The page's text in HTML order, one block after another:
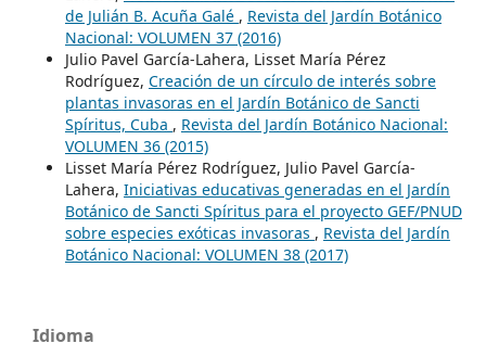
de Julián B. Acuña Galé , Revista del Jardín Botánico
Nacional: VOLUMEN 37 (2016)
Julio Pavel García-Lahera, Lisset María Pérez
Rodríguez, Creación de un círculo de interés sobre
plantas invasoras en el Jardín Botánico de Sancti
Spíritus, Cuba , Revista del Jardín Botánico Nacional:
VOLUMEN 36 (2015)
Lisset María Pérez Rodríguez, Julio Pavel García-
Lahera, Iniciativas educativas generadas en el Jardín
Botánico de Sancti Spíritus para el proyecto GEF/PNUD
sobre especies exóticas invasoras , Revista del Jardín
Botánico Nacional: VOLUMEN 38 (2017)
Idioma